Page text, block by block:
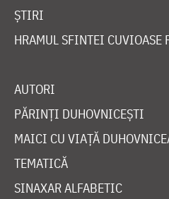
ȘTIRI
HRAMUL SFINTEI CUVIOASE
AUTORI
PĂRINȚI DUHOVNICEȘTI
MAICI CU VIAȚĂ
TEMATICĂ
SINAXAR ALFABETIC